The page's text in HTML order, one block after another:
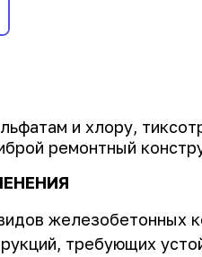
и хлору,
ремонтный
железобетонных
требующих